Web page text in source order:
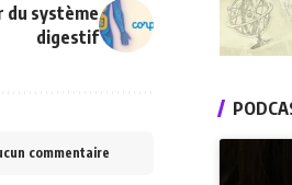
du système
digestif
commentaire